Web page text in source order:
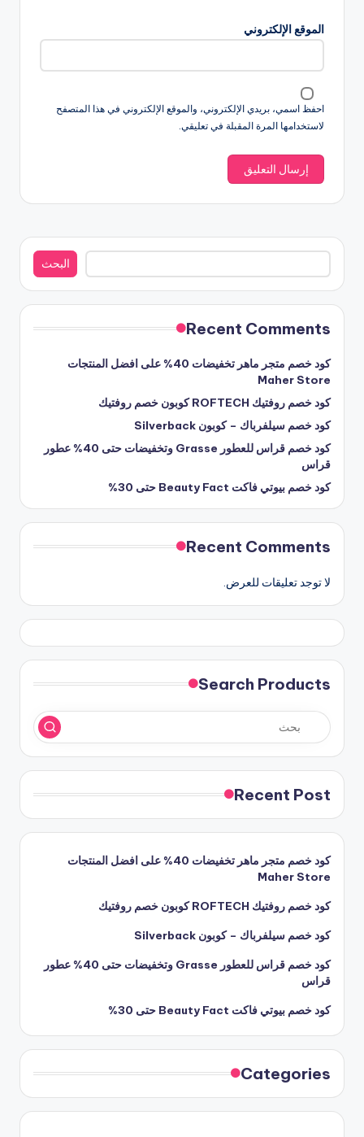
الموقع الإلكتروني
احفظ اسمي، بريدي الإلكتروني، والموقع الإلكتروني في هذا المتصفح
لاستخدامها المرة المقبلة في تعليقي.
البحث
البحث
Recent Comments
كود خصم متجر ماهر تخفيضات 40% على افضل المنتجات
Maher Store
كود خصم روفتيك ROFTECH كوبون خصم روفتيك
كود خصم سيلفرباك – كوبون Silverback
كود خصم قراس للعطور Grasse وتخفيضات حتى 40% عطور
قراس
كود خصم بيوتي فاكت Beauty Fact حتى 30%
Recent Comments
لا توجد تعليقات للعرض.
Search Products
Recent Post
كود خصم متجر ماهر تخفيضات 40% على افضل المنتجات
Maher Store
كود خصم روفتيك ROFTECH كوبون خصم روفتيك
كود خصم سيلفرباك – كوبون Silverback
كود خصم قراس للعطور Grasse وتخفيضات حتى 40% عطور
قراس
كود خصم بيوتي فاكت Beauty Fact حتى 30%
Categories